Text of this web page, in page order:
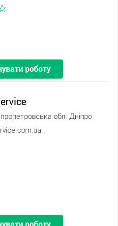
роботу
обл. Дніпро